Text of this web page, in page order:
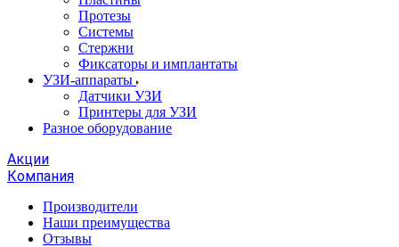
Протезы
Системы
Стержни
Фиксаторы и имплантаты
УЗИ-аппараты
Датчики УЗИ
Принтеры для УЗИ
Разное оборудование
Акции
Компания
Производители
Наши преимущества
Отзывы